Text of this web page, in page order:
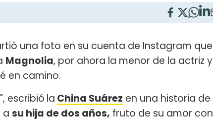
una foto en su cuenta de Instagram que
Magnolia, por ahora la menor de la actriz y
en camino.
, escribió la China Suárez en una historia de
a su hija de dos años, fruto de su amor con